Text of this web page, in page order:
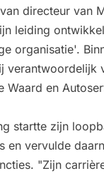
directeur van
leiding
organisatie'.
verantwoordelijk
Waard en
startte zijn
en vervulde
"Zijn